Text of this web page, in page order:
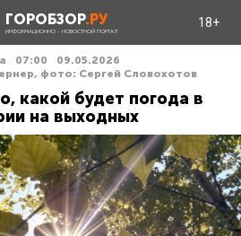
ГОРОБЗОР.РУ
ИНФОРМАЦИОННО - НОВОСТНОЙ ПОРТАЛ
18+
07:00
09.05.2026
фото: Сергей Словохотов
какой будет погода в
на выходных